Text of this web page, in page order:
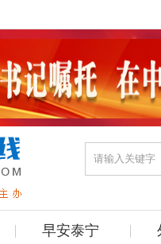
早安泰宁